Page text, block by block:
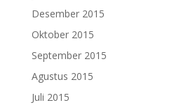
Desember 2015
Oktober 2015
September 2015
Agustus 2015
Juli 2015